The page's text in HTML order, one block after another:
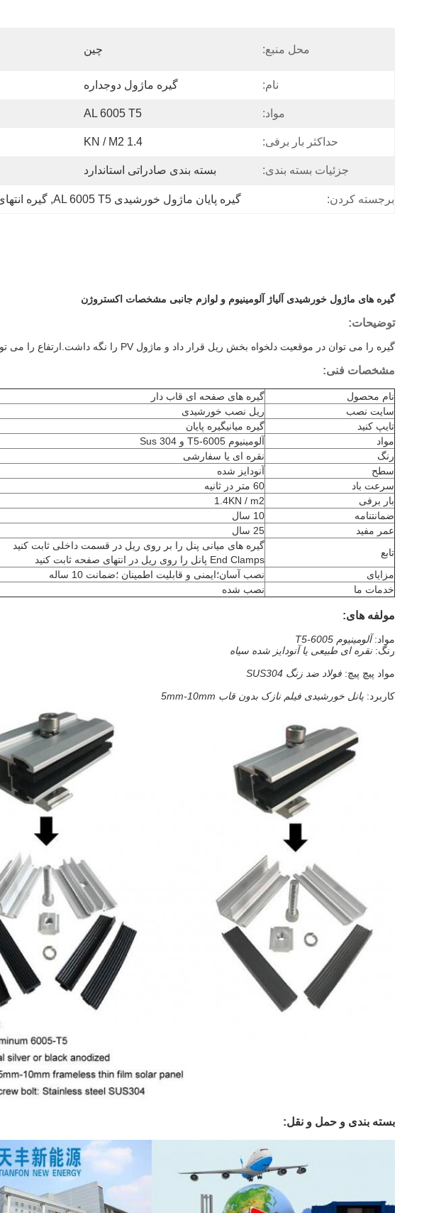
محل منبع: چین
نام: گیره ماژول دوجداره
مواد: AL 6005 T5
حداکثر بار برفی: 1.4 KN / M2
جزئیات بسته بندی: بسته بندی صادراتی استاندارد
برجسته کردن: گیره پایان ماژول خورشیدی AL 6005 T5 , گیره
گیره های ماژول خورشیدی آلیاژ آلومینیوم و لوازم جانبی مشخصات اکستروژن
توضیحات:
گیره را می توان در موقعیت دلخواه بخش ریل قرار داد و ماژول PV را نگه داشت.ارتفاع را می توان با استفاده از پیچ سوکت شش گوش به ارتفاع قاب ماژول تنظیم کرد.
مشخصات فنی:
نام محصول
گیره های صفحه ای قاب دار
سایت نصب
ریل نصب خورشیدی
تایپ کنید
گیره میانیگیره پایان
مواد
آلومینیوم 6005-T5 و Sus 304
رنگ
نقره ای یا سفارشی
سطح
آنودایز شده
سرعت باد
60 متر در ثانیه
بار برفی
1.4KN / m2
ضمانتنامه
10 سال
عمر مفید
25 سال
تابع
گیره های میانی پنل را بر روی ریل در قسمت داخلی ثابت کنید
End Clamps پانل را روی ریل در انتهای صفحه ثابت کنید
مزایای
نصب آسان؛ایمنی و قابلیت اطمینان ؛ضمانت 10 ساله
خدمات ما
نصب شده
مولفه های:
مواد:آلومینیوم 6005-T5
رنگ:نقره ای طبیعی یا آنودایز شده سیاه
مواد پیچ ​​پیچ: فولاد ضد زنگ SUS304
کاربرد: پانل خورشیدی فیلم نازک بدون قاب 5mm-10mm
بسته بندی و حمل و نقل: